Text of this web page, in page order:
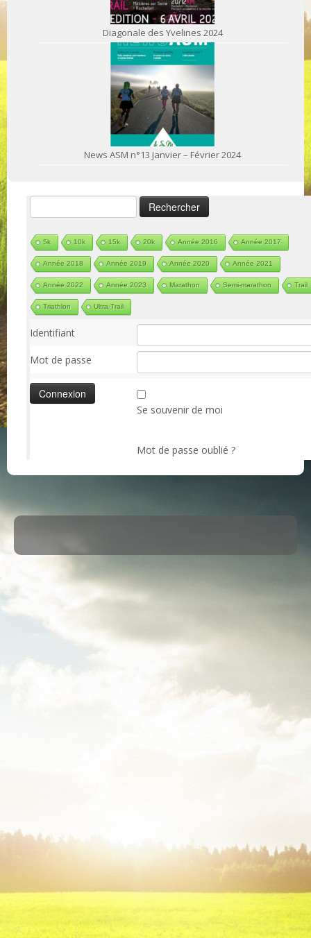
Diagonale des Yvelines 2024
News ASM n°13 Janvier – Février 2024
Rechercher :
5k 10k 15k 20k Année 2016 Année 2017
Année 2018 Année 2019 Année 2020 Année 2021
Année 2022 Année 2023 Marathon Semi-marathon Trail
Triathlon Ultra-Trail
Identifiant
Mot de passe
Se souvenir de moi
Mot de passe oublié ?